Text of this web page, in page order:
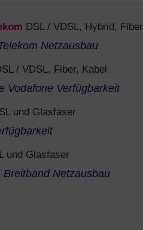
DSL / VDSL, Hybrid, Fiber
Netzausbau
/ VDSL, Fiber, Kabel
Vodafone Verfügbarkeit
und Glasfaser
und Glasfaser
Breitband Netzausbau